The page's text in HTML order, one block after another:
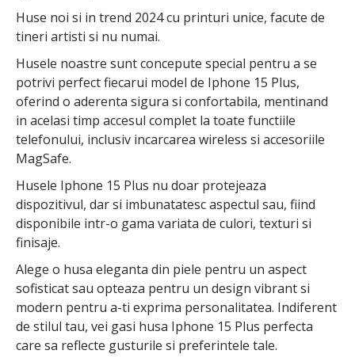
Huse noi si in trend 2024 cu printuri unice, facute de
tineri artisti si nu numai.
Husele noastre sunt concepute special pentru a se
potrivi perfect fiecarui model de Iphone 15 Plus,
oferind o aderenta sigura si confortabila, mentinand
in acelasi timp accesul complet la toate functiile
telefonului, inclusiv incarcarea wireless si accesoriile
MagSafe.
Husele Iphone 15 Plus nu doar protejeaza
dispozitivul, dar si imbunatatesc aspectul sau, fiind
disponibile intr-o gama variata de culori, texturi si
finisaje.
Alege o husa eleganta din piele pentru un aspect
sofisticat sau opteaza pentru un design vibrant si
modern pentru a-ti exprima personalitatea. Indiferent
de stilul tau, vei gasi husa Iphone 15 Plus perfecta
care sa reflecte gusturile si preferintele tale.